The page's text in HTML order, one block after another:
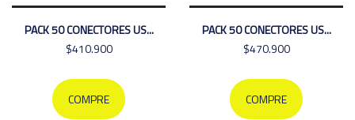
PACK 50 CONECTORES US...
$410.900
COMPRE
PACK 50 CONECTORES US...
$470.900
COMPRE